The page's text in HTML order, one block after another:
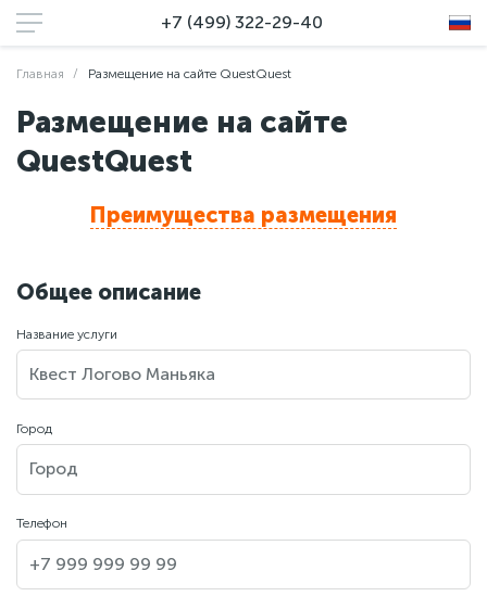
+7 (499) 322-29-40
Главная Размещение на сайте QuestQuest
Размещение на сайте
QuestQuest
Преимущества размещения
Общее описание
Название услуги
Город
Телефон